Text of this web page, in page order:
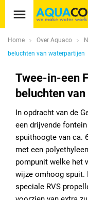
Home Over Aquaco
beluchten van waterpartijen
Twee-in-een
beluchten
In opdracht van de
een drijvende
spuithoogte van ca.
met een
pompunit welke het
wijze omhoog spuit.
speciale RVS